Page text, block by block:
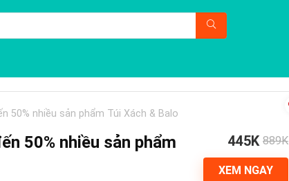
50% nhiều sản phẩm Túi Xách & Balo
50% nhiều sản phẩm
445K 889K
XEM NGAY